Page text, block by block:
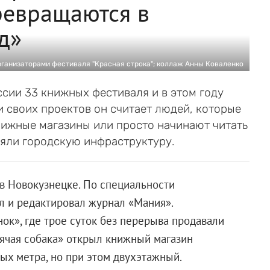
в
фестиваля "Красная строка"; коллаж Анны Коваленко
33 книжных фестиваля и в этом году
проектов он считает людей, которые
магазины или просто начинают читать
городскую инфраструктуру.
Новокузнецке. По специальности
и редактировал журнал «Мания».
где трое суток без перерыва продавали
собака» открыл книжный магазин
метра, но при этом двухэтажный.